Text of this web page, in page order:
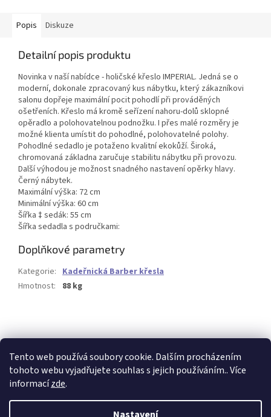
Tento web používá soubory cookie. Dalším procházením
tohoto webu vyjadřujete souhlas s jejich používáním.. Více
informacízde.
Popis Diskuze
Detailní popis produktu
Novinka v naší nabídce - holičské křeslo IMPERIAL. Jedná se o
moderní, dokonale zpracovaný kus nábytku, který zákazníkovi
salonu dopřeje maximální pocit pohodlí při prováděných
ošetřeních. Křeslo má kromě seřízení nahoru-dolů sklopné
opěradlo a polohovatelnou podnožku. I přes malé rozměry je
možné klienta umístit do pohodlné, polohovatelné polohy.
Pohodlné sedadlo je potaženo kvalitní ekokůží. Široká,
chromovaná základna zaručuje stabilitu nábytku při provozu.
Další výhodou je možnost snadného nastavení opěrky hlavy.
Černý nábytek.
Maximální výška: 72 cm
Minimální výška: 60 cm
Šířka ‡ sedák: 55 cm
Šířka sedadla s područkami:
Doplňkové parametry
Kategorie: Kadeřnická Barber křesla
Hmotnost: 88 kg